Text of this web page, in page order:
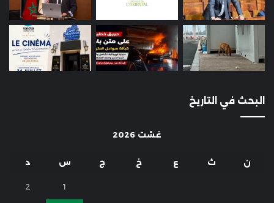
البحث في التاريخ
غشت 2026
ن ث ع خ ج س د
1
2